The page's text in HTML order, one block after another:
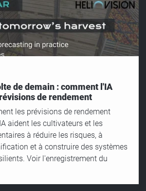
de demain : comment l'IA
de rendement
les prévisions de rendement
aident les cultivateurs et les
à réduire les risques, à
et à construire des systèmes
Voir l'enregistrement du